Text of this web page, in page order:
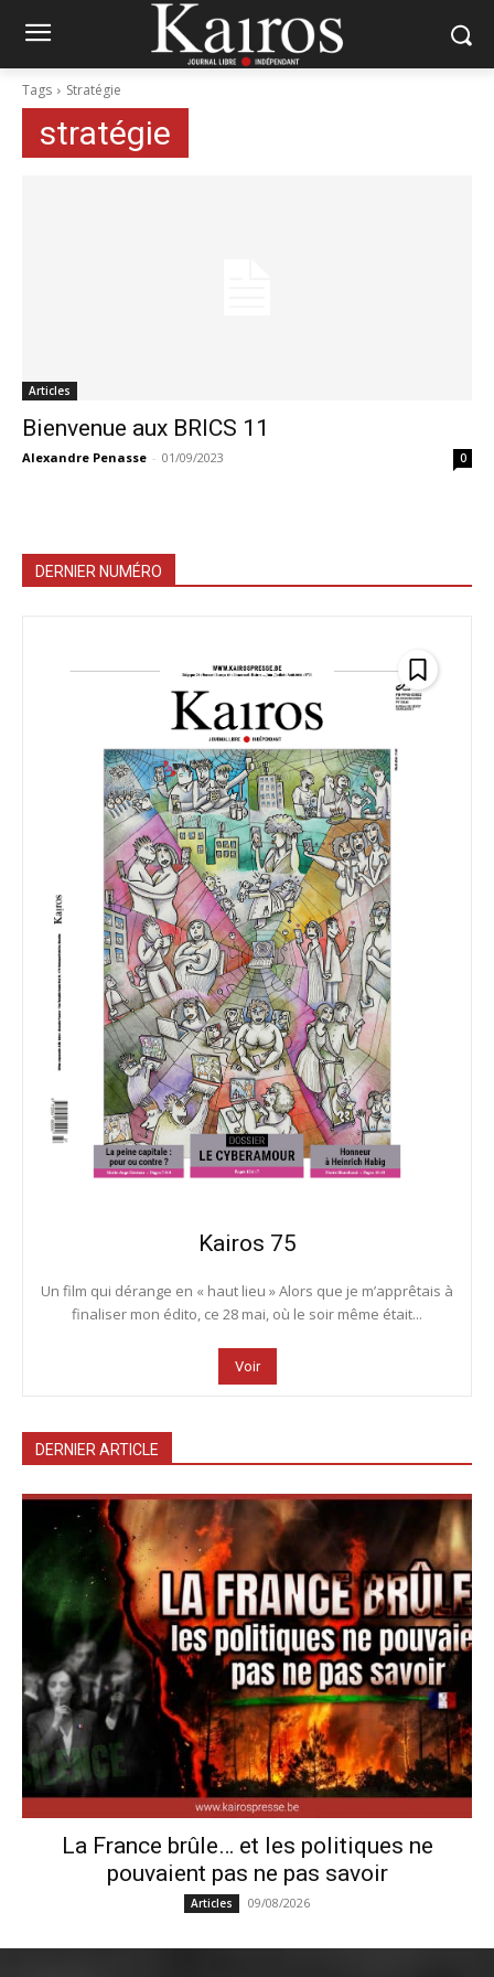
Tags Stratégie
stratégie
Articles
Bienvenue aux BRICS 11
Alexandre Penasse - 01/09/2023 0
DERNIER NUMÉRO
Kairos 75
Un film qui dérange en « haut lieu » Alors que je m’apprêtais à
finaliser mon édito, ce 28 mai, où le soir même était...
Voir
DERNIER ARTICLE
La France brûle… et les politiques ne
pouvaient pas ne pas savoir
Articles 09/08/2026